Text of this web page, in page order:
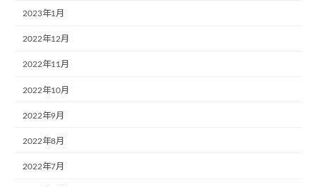
2023年1月
2022年12月
2022年11月
2022年10月
2022年9月
2022年8月
2022年7月